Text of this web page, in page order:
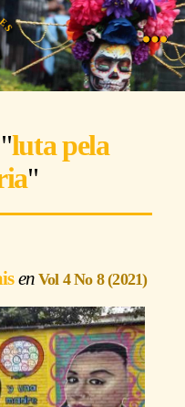
Menu
Imagem: Yllich Escamilla
luta pela
"
Vol 4 No 8 (2021)